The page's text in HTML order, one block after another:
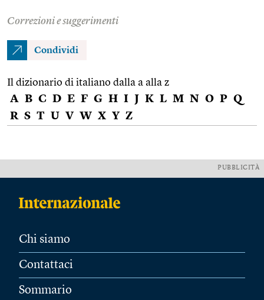
Correzioni e suggerimenti
Condividi
Il dizionario di italiano dalla a alla z
A B C D E F G H I J K L M N O P Q
R S T U V W X Y Z
PUBBLICITÀ
Chi siamo
Contattaci
Sommario